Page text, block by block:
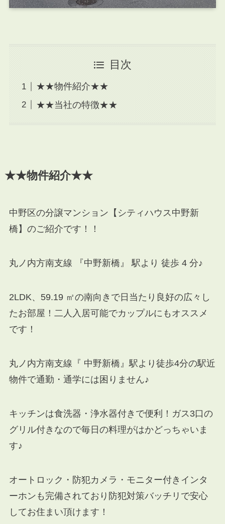
目次
★★物件紹介★★
★★当社の特徴★★
★★物件紹介★★
中野区の分譲マンション【シティハウス中野新
橋】のご紹介です！！
丸ノ内方南支線 『中野新橋』 駅より 徒歩 4 分♪
2LDK、59.19 ㎡の南向きで日当たり良好の広々し
たお部屋！二人入居可能でカップルにもオススメ
です！
丸ノ内方南支線『 中野新橋』駅より徒歩4分の駅近
物件で通勤・通学には困りません♪
キッチンは食洗器・浄水器付きで便利！ガス3口の
グリル付きなので毎日の料理がはかどっちゃいま
す♪
オートロック・防犯カメラ・モニター付きインタ
ーホンも完備されており防犯対策バッチリで安心
してお住まい頂けます！